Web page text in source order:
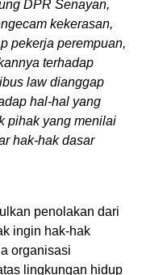
DPR Senayan,
kekerasan,
pekerja perempuan,
terhadap
law dianggap
hal-hal yang
pihak yang menilai
hak-hak dasar
penolakan dari
ingin hak-hak
organisasi
lingkungan hidup